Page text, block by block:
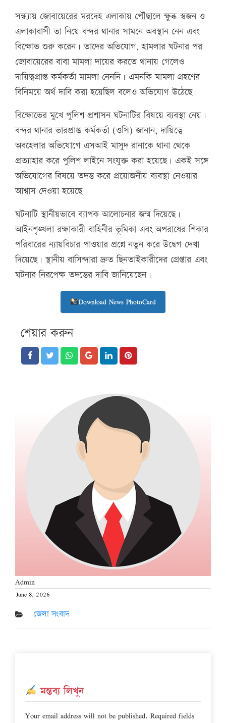
সন্ধ্যায় জোবায়েরের মরদেহ এলাকায় পৌঁছালে ক্ষুব্ধ স্বজন ও
এলাকাবাসী তা নিয়ে বন্দর থানার সামনে অবস্থান নেন এবং
বিক্ষোভ শুরু করেন। তাদের অভিযোগ, হামলার ঘটনার পর
জোবায়েরের বাবা মামলা দায়ের করতে থানায় গেলেও
দায়িত্বপ্রাপ্ত কর্মকর্তা মামলা নেননি। এমনকি মামলা গ্রহণের
বিনিময়ে অর্থ দাবি করা হয়েছিল বলেও অভিযোগ উঠেছে।
বিক্ষোভের মুখে পুলিশ প্রশাসন ঘটনাটির বিষয়ে ব্যবস্থা নেয়।
বন্দর থানার ভারপ্রাপ্ত কর্মকর্তা (ওসি) জানান, দায়িত্বে
অবহেলার অভিযোগে এসআই মাসুদ রানাকে থানা থেকে
প্রত্যাহার করে পুলিশ লাইনে সংযুক্ত করা হয়েছে। একই সঙ্গে
অভিযোগের বিষয়ে তদন্ত করে প্রয়োজনীয় ব্যবস্থা নেওয়ার
আশ্বাস দেওয়া হয়েছে।
ঘটনাটি স্থানীয়ভাবে ব্যাপক আলোচনার জন্ম দিয়েছে।
আইনশৃঙ্খলা রক্ষাকারী বাহিনীর ভূমিকা এবং অপরাধের শিকার
পরিবারের ন্যায়বিচার পাওয়ার প্রশ্নে নতুন করে উদ্বেগ দেখা
দিয়েছে। স্থানীয় বাসিন্দারা দ্রুত ছিনতাইকারীদের গ্রেপ্তার এবং
ঘটনার নিরপেক্ষ তদন্তের দাবি জানিয়েছেন।
Download News PhotoCard
শেয়ার করুন
Admin
Posted
on
June 8, 2026
জেলা সংবাদ
মন্তব্য লিখুন
Your email address will not be published. Required fields